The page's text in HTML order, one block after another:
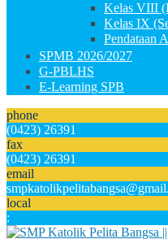
Kelas VIII
Kelas IX
Pendataan
SPMB 2026/2027
G-PBLHS
E-Learning SPB
phone
(0423) 26391
fax
(0423) 26391
email
local
: